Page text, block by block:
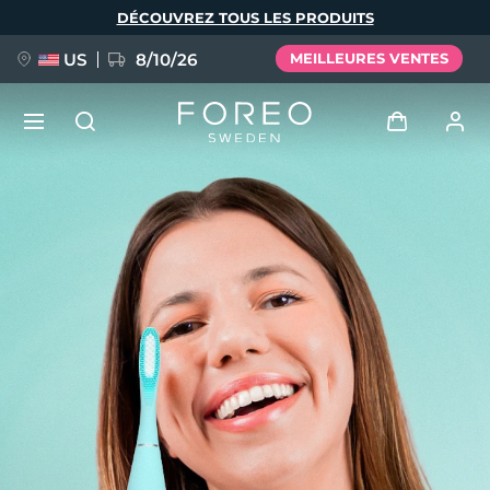
DÉCOUVREZ TOUS LES PRODUITS
US 8/10/26 MEILLEURES VENTES
Profil de l'utilisateur
Mes appareils
Mes commandes
Mes adresses
Mes abonnements
FAQ™ Pure Beauty-Tech Elixir
BREAKING NEWS
issa™ Teeth Whitening Set
Deutsch
Español
Français
Italiano
Português
Svenska
Русский
简体中文 繁體中文